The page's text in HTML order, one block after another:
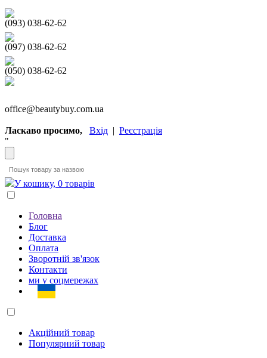
(093) 038-62-62
(097) 038-62-62
(050) 038-62-62
office@beautybuy.com.ua
Ласкаво просимо, Вхід | Реєстрація
"
У кошику, 0 товарів
Головна
Блог
Доставка
Оплата
Зворотній зв'язок
Контакти
ми у соцмережах
Акційний товар
Популярний товар